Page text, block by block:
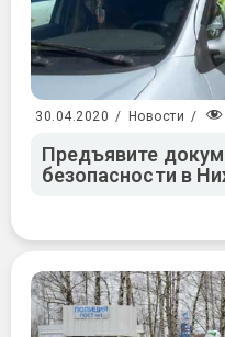
30.04.2020 / Новости /
Предъявите
безопасности в